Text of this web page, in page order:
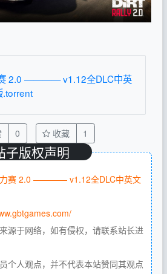
.torrent
0 收藏 1
子版权声明
赛 2.0 ———— v1.12全DLC中英文
源于网络，如有侵权，请联系站长进
个人观点，并不代表本站赞同其观点